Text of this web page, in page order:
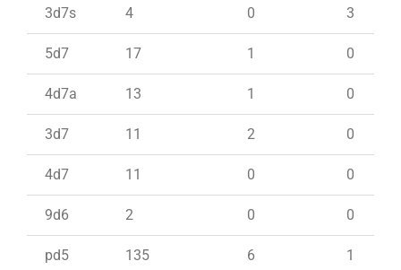
3d7s 4 0 3
5d7 17 1 0
4d7a 13 1 0
3d7 11 2 0
4d7 11 0 0
9d6 2 0 0
pd5 135 6 1